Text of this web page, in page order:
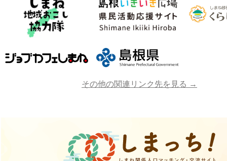
その他の関連リンク先を見る →